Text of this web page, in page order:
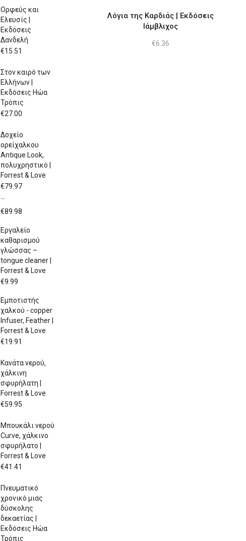
Λόγια της Καρδιάς | Εκδόσεις
Ιάμβλιχος
€6.36
Ορφεύς και
Ελευσίς |
Εκδόσεις
Δανδελή
€15.51
Στον καιρό των
Ελλήνων |
Εκδόσεις Ηώα
Τρόπις
€27.00
Δοχείο
ορείχαλκου
Antique Look,
πολυχρηστικό |
Forrest & Love
€79.97
–
€89.98
Εργαλείο
καθαρισμού
γλώσσας –
tongue cleaner |
Forrest & Love
€9.99
Εμποτιστής
χαλκού - copper
Infuser, Feather |
Forrest & Love
€19.91
Κανάτα νερού,
χάλκινη
σφυρήλατη |
Forrest & Love
€59.95
Μπουκάλι νερού
Curve, χάλκινο
σφυρήλατο |
Forrest & Love
€41.41
Πνευματικό
χρονικό μιας
δύσκολης
δεκαετίας |
Εκδόσεις Ηώα
Τρόπις